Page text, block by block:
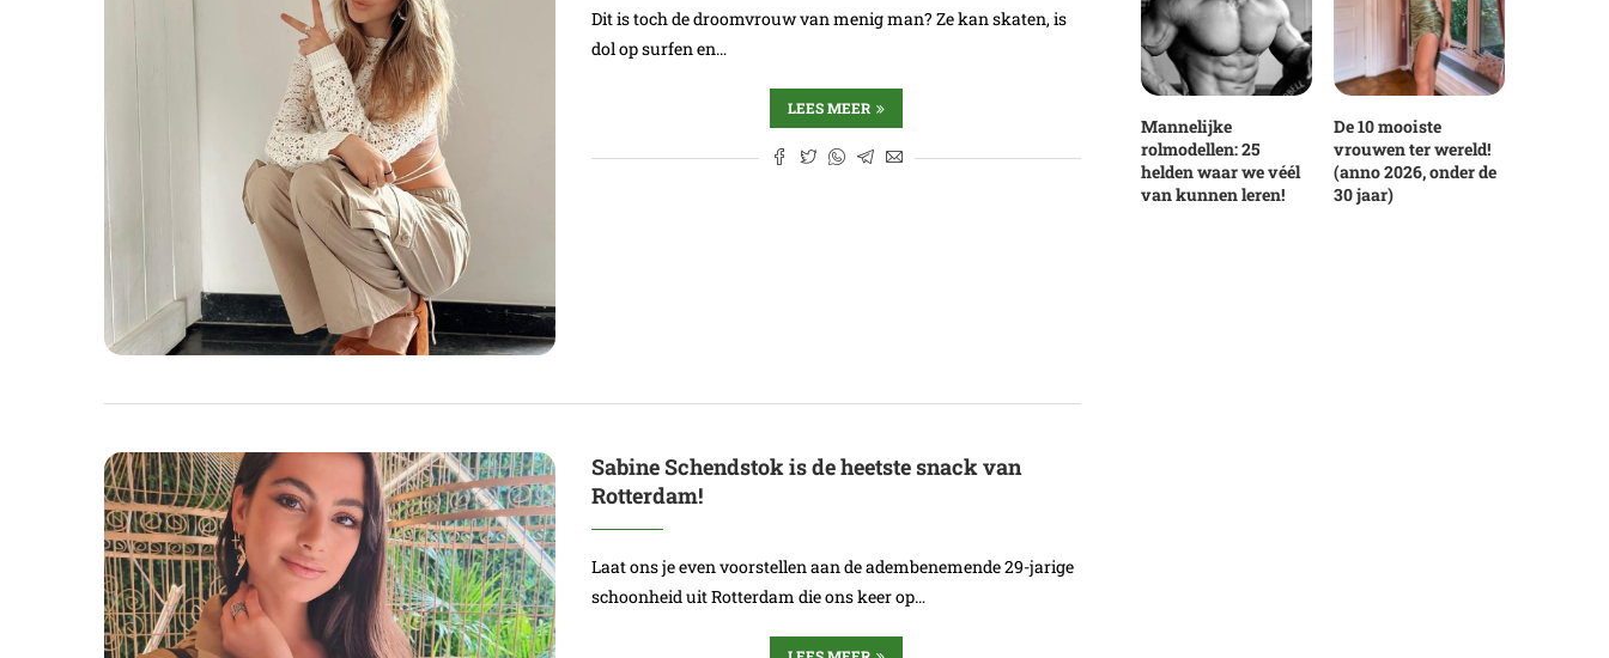
Dit is toch de droomvrouw van menig man? Ze kan skaten, is
dol op surfen en…
LEES MEER
Sabine Schendstok is de heetste snack van
Rotterdam!
Laat ons je even voorstellen aan de adembenemende 29-jarige
schoonheid uit Rotterdam die ons keer op…
Mannelijke
rolmodellen: 25
helden waar we véél
van kunnen leren!
De 10 mooiste
vrouwen ter wereld!
(anno 2026, onder de
30 jaar)